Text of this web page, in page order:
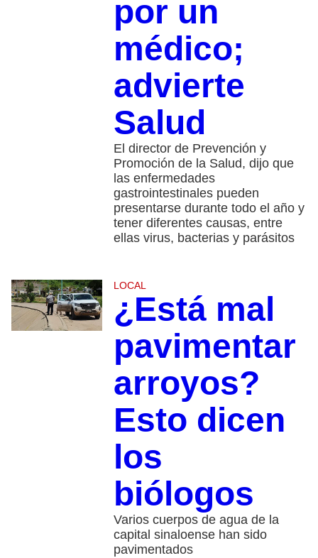
por un
médico;
advierte
Salud
El director de Prevención y
Promoción de la Salud, dijo que
las enfermedades
gastrointestinales pueden
presentarse durante todo el año y
tener diferentes causas, entre
ellas virus, bacterias y parásitos
LOCAL
¿Está mal
pavimentar
arroyos?
Esto dicen
los
biólogos
Varios cuerpos de agua de la
capital sinaloense han sido
pavimentados